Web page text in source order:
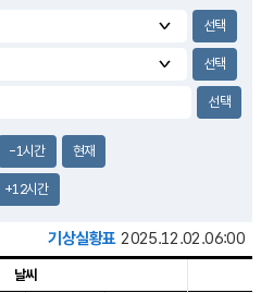
-1시간 현재
+12시간
기상실황표 2025.12.02.06:00
날씨